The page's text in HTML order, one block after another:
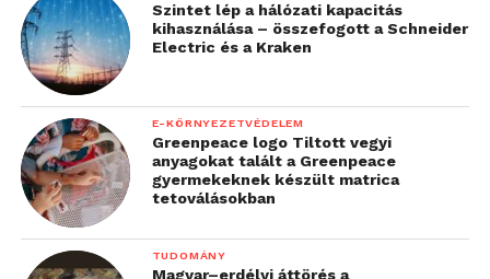
Szintet lép a hálózati kapacitás
kihasználása – összefogott a Schneider
Electric és a Kraken
E-KÖRNYEZETVÉDELEM
Greenpeace logo Tiltott vegyi
anyagokat talált a Greenpeace
gyermekeknek készült matrica
tetoválásokban
TUDOMÁNY
Magyar–erdélyi áttörés a